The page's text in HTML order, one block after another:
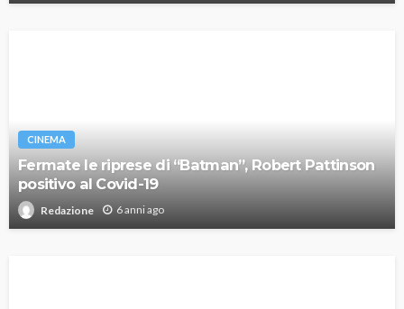
CINEMA
Fermate le riprese di “Batman”, Robert Pattinson
positivo al Covid-19
Redazione 6 anni ago